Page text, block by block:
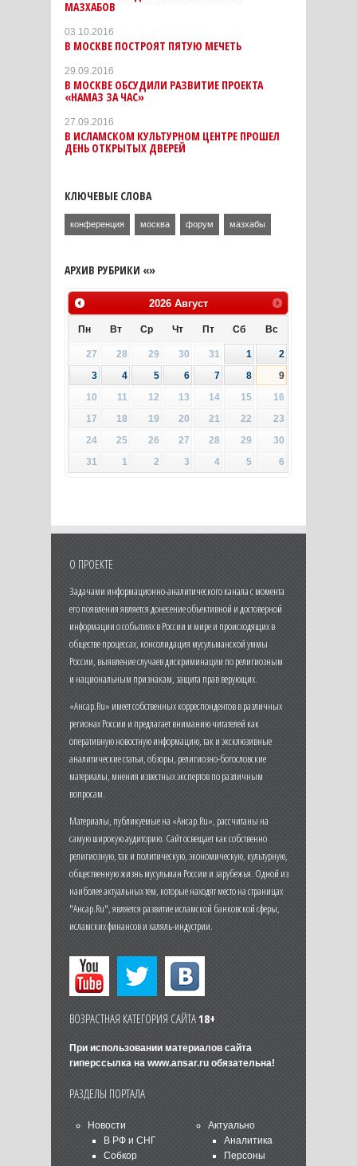
МАЗХАБОВ
03.10.2016
В МОСКВЕ ПОСТРОЯТ ПЯТУЮ МЕЧЕТЬ
29.09.2016
В МОСКВЕ ОБСУДИЛИ РАЗВИТИЕ ПРОЕКТА
«НАМАЗ ЗА ЧАС»
27.09.2016
В ИСЛАМСКОМ КУЛЬТУРНОМ ЦЕНТРЕ ПРОШЕЛ
ДЕНЬ ОТКРЫТЫХ ДВЕРЕЙ
КЛЮЧЕВЫЕ СЛОВА
конференция москва форум мазхабы
АРХИВ РУБРИКИ «»
2026 Август
Пн Вт Ср Чт Пт Сб Вс
27 28 29 30 31 1
2
3
4 5 6 7 8
9
10
11 12 13 14 15
16
17
18 19 20 21 22
23
24
25 26 27 28 29
30
31
1 2 3 4 5 6
О ПРОЕКТЕ
Задачами информационно-аналитического канала с момента
его появления является донесение объективной и достоверной
информации о событиях в России и мире и происходящих в
обществе процессах, консолидация мусульманской уммы
России, выявление случаев дискриминации по религиозным
и национальным признакам, защита прав верующих.
«Ансар.Ru» имеет собственных корреспондентов в различных
регионах России и предлагает вниманию читателей как
оперативную новостную информацию, так и эксклюзивные
аналитические статьи, обзоры, религиозно-богословские
материалы, мнения известных экспертов по различным
вопросам.
Материалы, публикуемые на «Ансар.Ru», рассчитаны на
самую широкую аудиторию. Сайт освещает как собственно
религиозную, так и политическую, экономическую, культурную,
общественную жизнь мусульман России и зарубежья. Одной из
наиболее актуальных тем, которые находят место на страницах
"Ансар.Ru", является развитие исламской банковской сферы,
исламских финансов и халяль-индустрии.
ВОЗРАСТНАЯ КАТЕГОРИЯ САЙТА18+
При использовании материалов сайта
гиперссылка на www.ansar.ruобязательна!
РАЗДЕЛЫ ПОРТАЛА
Новости
В РФ и СНГ
Собкор
Актуально
Аналитика
Персоны